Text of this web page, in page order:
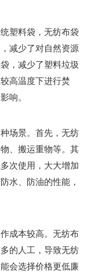
塑料袋，无纺布袋
减少了对自然资源
，减少了塑料垃圾
高温度下进行焚
响。
场景。首先，无纺
、搬运重物等。其
次使用，大大增加
水、防油的性能，
成本较高。无纺布
的人工，导致无纺
会选择价格更低廉